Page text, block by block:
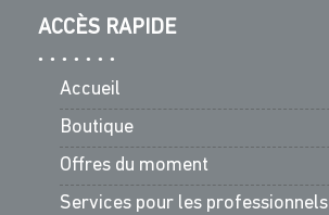
ACCÈS RAPIDE
Accueil
Boutique
Offres du moment
Services pour les professionnels